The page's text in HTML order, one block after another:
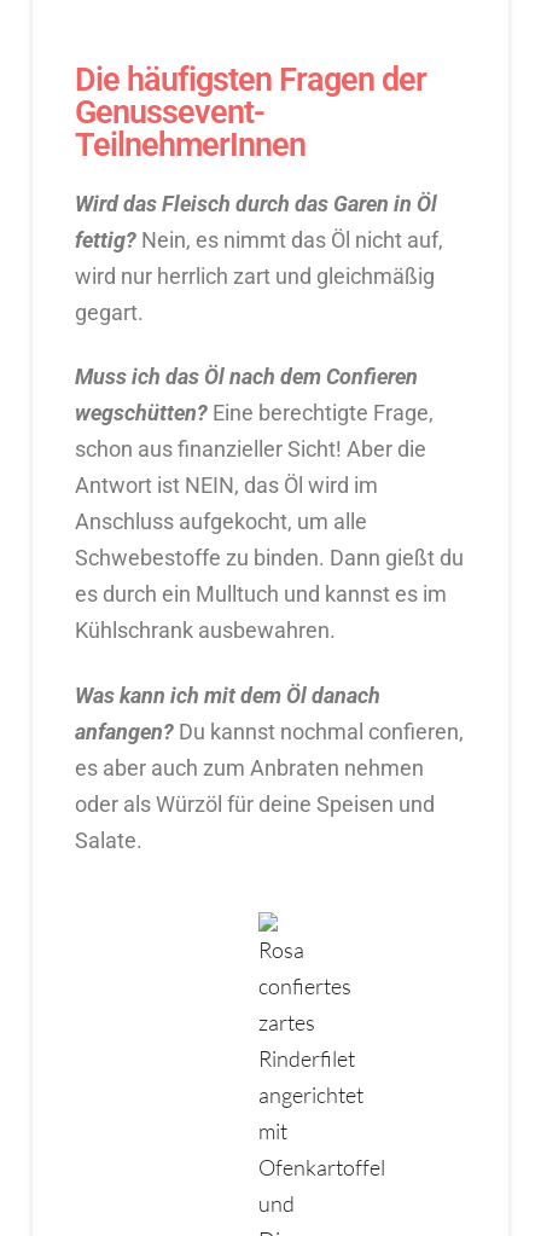
Die häufigsten Fragen der
Genussevent-
TeilnehmerInnen
Wird das Fleisch durch das Garen in Öl
fettig?Nein, es nimmt das Öl nicht auf,
wird nur herrlich zart und gleichmäßig
gegart.
Muss ich das Öl nach dem Confieren
wegschütten?Eine berechtigte Frage,
schon aus finanzieller Sicht! Aber die
Antwort ist NEIN, das Öl wird im
Anschluss aufgekocht, um alle
Schwebestoffe zu binden. Dann gießt du
es durch ein Mulltuch und kannst es im
Kühlschrank ausbewahren.
Was kann ich mit dem Öl danach
anfangen?Du kannst nochmal confieren,
es aber auch zum Anbraten nehmen
oder als Würzöl für deine Speisen und
Salate.